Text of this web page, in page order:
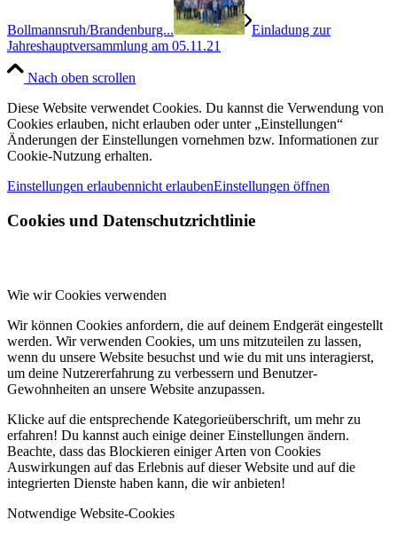
Bollmannsruh/Brandenburg...
Einladung zur
Jahreshauptversammlung am 05.11.21
Nach oben scrollen
Diese Website verwendet Cookies. Du kannst die Verwendung von
Cookies erlauben, nicht erlauben oder unter „Einstellungen“
Änderungen der Einstellungen vornehmen bzw. Informationen zur
Cookie-Nutzung erhalten.
Einstellungen erlaubennicht erlaubenEinstellungen öffnen
Cookies und Datenschutzrichtlinie
Wie wir Cookies verwenden
Wir können Cookies anfordern, die auf deinem Endgerät eingestellt
werden. Wir verwenden Cookies, um uns mitzuteilen zu lassen,
wenn du unsere Website besuchst und wie du mit uns interagierst,
um deine Nutzererfahrung zu verbessern und Benutzer-
Gewohnheiten an unsere Website anzupassen.
Klicke auf die entsprechende Kategorieüberschrift, um mehr zu
erfahren! Du kannst auch einige deiner Einstellungen ändern.
Beachte, dass das Blockieren einiger Arten von Cookies
Auswirkungen auf das Erlebnis auf dieser Website und auf die
integrierten Dienste haben kann, die wir anbieten!
Notwendige Website-Cookies